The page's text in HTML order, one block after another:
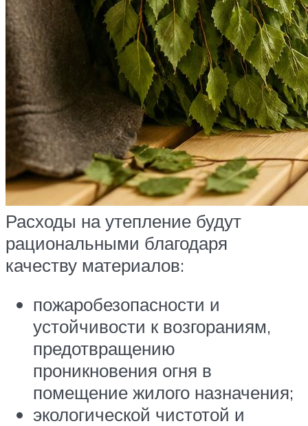
Расходы на утепление будут
рациональными благодаря
качеству материалов:
пожаробезопасности и
устойчивости к возгораниям,
предотвращению
проникновения огня в
помещение жилого назначения;
экологической чистотой и